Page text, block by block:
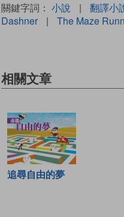
關鍵字詞： 小說 | 翻譯小
Dashner
| The Maze
相關文章
追尋自由的夢